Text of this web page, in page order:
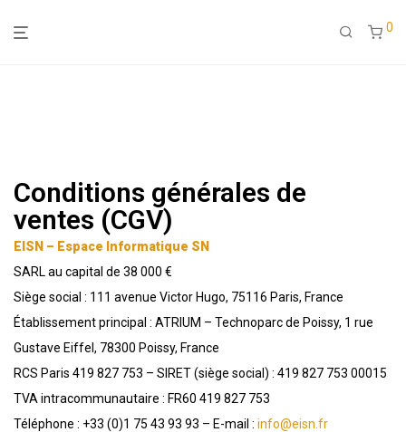
0
Conditions générales de
ventes (CGV)
EISN – Espace Informatique SN
SARL au capital de 38 000 €
Siège social : 111 avenue Victor Hugo, 75116 Paris, France
Établissement principal : ATRIUM – Technoparc de Poissy, 1 rue
Gustave Eiffel, 78300 Poissy, France
RCS Paris 419 827 753 – SIRET (siège social) : 419 827 753 00015
TVA intracommunautaire : FR60 419 827 753
Téléphone : +33 (0)1 75 43 93 93 – E-mail : info@eisn.fr